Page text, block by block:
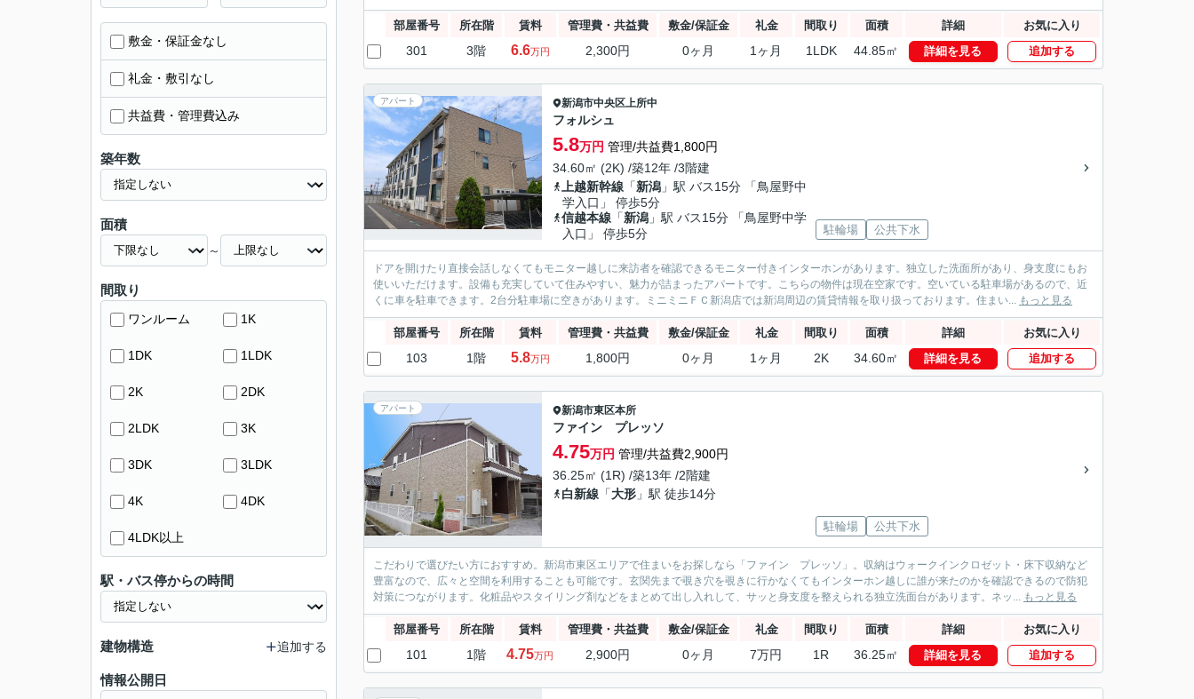
部屋番号 所在階 賃料 管理費・共益費 敷金/保証金 礼金 間取り 面積 詳細 お気に入り
301 3階 6.6万円 2,300円 0ヶ月 1ヶ月 1LDK 44.85㎡ 詳細を見る 追加する
アパート 新潟市中央区上所中
フォルシュ
5.8万円 管理/共益費1,800円
34.60㎡ (2K) /築12年 /3階建
上越新幹線 「新潟 」駅 バス15分 「鳥屋野中
学入口」 停歩5分
信越本線 「新潟 」駅 バス15分 「鳥屋野中学
入口」 停歩5分
駐輪場 公共下水
ドアを開けたり直接会話しなくてもモニター越しに来訪者を確認できるモニター付きインターホンがあります。独立した洗面所があり、身支度にもお
使いいただけます。設備も充実していて住みやすい、魅力が詰まったアパートです。こちらの物件は現在空家です。空いている駐車場があるので、近
くに車を駐車できます。2台分駐車場に空きがあります。ミニミニＦＣ新潟店では新潟周辺の賃貸情報を取り扱っております。住まい... もっと見る
部屋番号 所在階 賃料 管理費・共益費 敷金/保証金 礼金 間取り 面積 詳細 お気に入り
103 1階 5.8万円 1,800円 0ヶ月 1ヶ月 2K 34.60㎡ 詳細を見る 追加する
アパート 新潟市東区本所
ファイン プレッソ
4.75万円 管理/共益費2,900円
36.25㎡ (1R) /築13年 /2階建
白新線 「大形 」駅 徒歩14分
駐輪場 公共下水
こだわりで選びたい方におすすめ。新潟市東区エリアで住まいをお探しなら「ファイン プレッソ」。収納はウォークインクロゼット・床下収納など
豊富なので、広々と空間を利用することも可能です。玄関先まで覗き穴を覗きに行かなくてもインターホン越しに誰が来たのかを確認できるので防犯
対策につながります。化粧品やスタイリング剤などをまとめて出し入れして、サッと身支度を整えられる独立洗面台があります。ネッ... もっと見る
部屋番号 所在階 賃料 管理費・共益費 敷金/保証金 礼金 間取り 面積 詳細 お気に入り
101 1階 4.75万円 2,900円 0ヶ月 7万円 1R 36.25㎡ 詳細を見る 追加する
敷金・保証金なし
礼金・敷引なし
共益費・管理費込み
築年数
面積
～
間取り
ワンルーム 1K
1DK 1LDK
2K 2DK
2LDK 3K
3DK 3LDK
4K 4DK
4LDK以上
駅・バス停からの時間
建物構造 追加する
情報公開日